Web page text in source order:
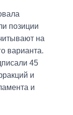
позиции
на
варианта.
45
и
и